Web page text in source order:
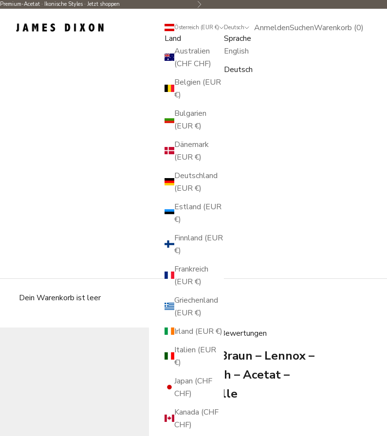
Premium-Acetat · Ikonische Styles · Jetzt shoppen Vor
James Dixon Österreich (EUR €)
Land
Australien
(CHF CHF)
Belgien (EUR
€)
Bulgarien
(EUR €)
Dänemark
(EUR €)
Deutschland
(EUR €)
Estland (EUR
€)
Finnland (EUR
€)
Frankreich
(EUR €)
Griechenland
(EUR €)
Irland (EUR €)
Italien (EUR
€)
Japan (CHF
CHF)
Kanada (CHF
CHF)
Deutsch
Sprache
English
Deutsch
Anmelden
AnmeldenSuchen
SuchenWarenkorb
Warenkorb (0)
Dein Warenkorb ist leer
3 Bewertungen
Gestreift/Braun – Lennox –
Quadratisch – Acetat –
Sonnenbrille
SKU: JD0503